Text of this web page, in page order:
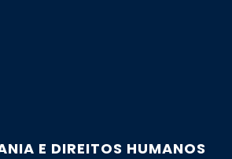
E DIREITOS HUMANOS